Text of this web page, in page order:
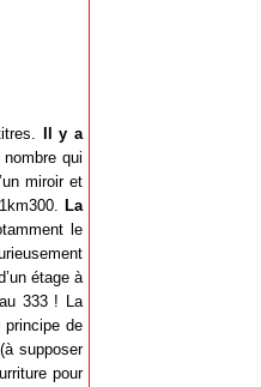
Il y a
qui
miroir et
La
le
étage à
333 ! La
principe de
supposer
pour